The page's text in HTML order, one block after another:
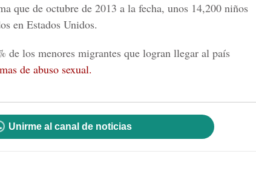
que de octubre de 2013 a la fecha, unos 14,200 niños
en Estados Unidos.
de los menores migrantes que logran llegar al país
de abuso sexual.
Unirme al canal de noticias